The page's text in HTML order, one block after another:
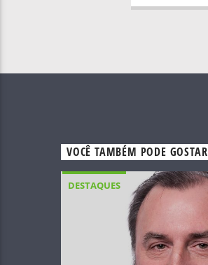
VOCÊ TAMBÉM PODE GOSTAR
DESTAQUES